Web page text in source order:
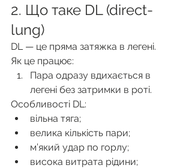
2. Що таке DL (direct-
lung)
DL — це пряма затяжка в легені.
Як це працює:
Пара одразу вдихається в
легені без затримки в роті.
Особливості DL:
вільна тяга;
велика кількість пари;
м’який удар по горлу;
висока витрата рідини;